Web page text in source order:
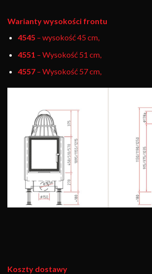
Warianty wysokości frontu
4545 – wysokość 45 cm,
4551 – Wysokość 51 cm,
4557– Wysokość 57 cm,
Koszty dostawy